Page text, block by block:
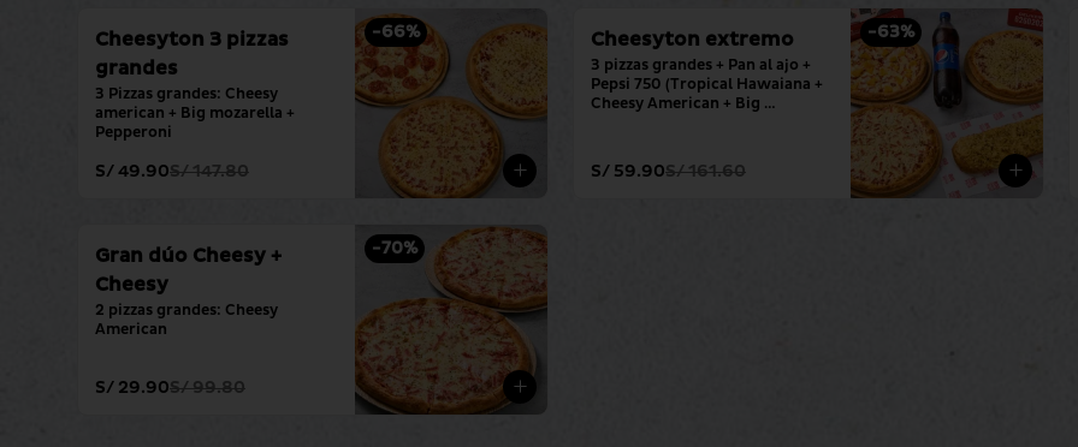
-66%
Cheesyton 3 pizzas
grandes
3 Pizzas grandes: Cheesy
american + Big mozarella +
Pepperoni
S/ 49.90S/ 147.80
-63%
Cheesyton extremo
3 pizzas grandes + Pan al ajo +
Pepsi 750 (Tropical Hawaiana +
Cheesy American + Big
S/ 59.90S/ 161.60
-70%
Gran dúo Cheesy +
Cheesy
2 pizzas grandes: Cheesy
American
S/ 29.90S/ 99.80